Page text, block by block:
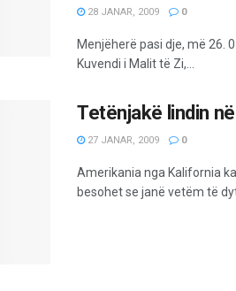
28 JANAR, 2009 0
Menjëherë pasi dje, më 26.
Kuvendi i Malit të Zi,...
Tetënjakë lindin
27 JANAR, 2009 0
Amerikania nga Kalifornia
besohet se janë vetëm të